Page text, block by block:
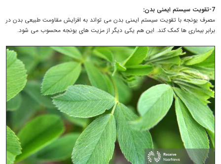
7-تقویت سیستم ایمنی بدن:
مصرف یونجه با تقویت سیستم ایمنی بدن می تواند به افزایش مقاومت طبیعی بدن در
برابر بیماری ها کمک کند. این هم یکی دیگر از مزیت های یونجه محسوب می شود.